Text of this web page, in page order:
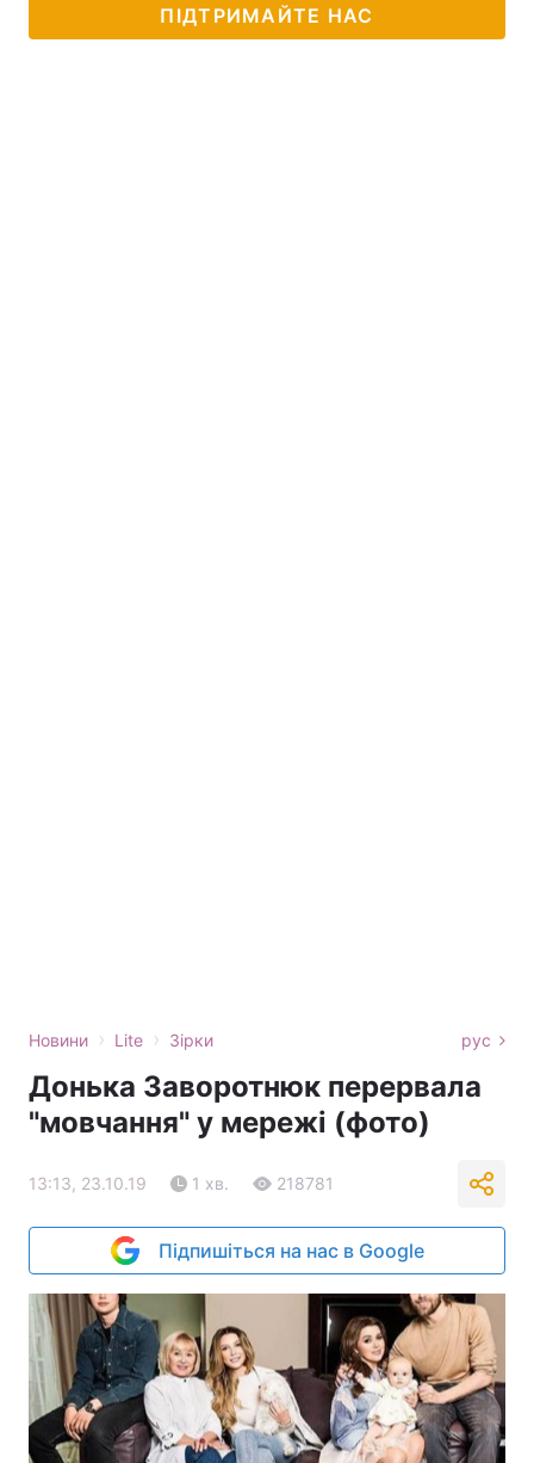
ПІДТРИМАЙТЕ НАС
Новини › Lite › Зірки рус
Донька Заворотнюк перервала
"мовчання" у мережі (фото)
13:13, 23.10.19 1 хв. 218781
Підпишіться на нас в Google